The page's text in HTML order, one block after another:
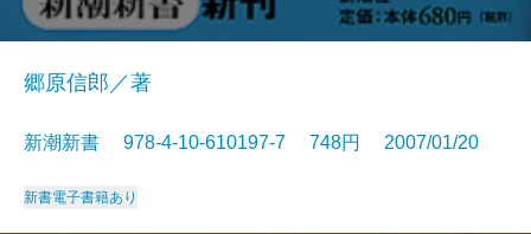
郷原信郎／著
新潮新書 978-4-10-610197-7 748円 2007/01/20
新書電子書籍あり